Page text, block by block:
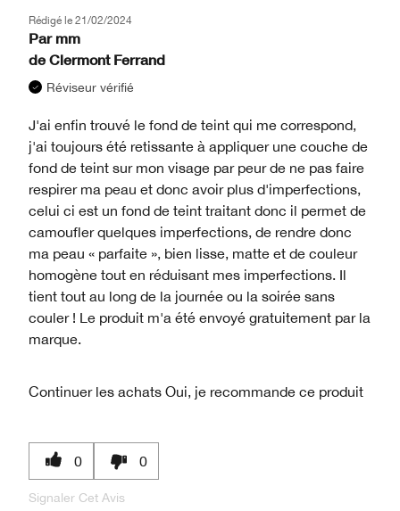
Rédigé le 21/02/2024
Par mm
de Clermont Ferrand
Réviseur vérifié
J'ai enfin trouvé le fond de teint qui me correspond,
j'ai toujours été retissante à appliquer une couche de
fond de teint sur mon visage par peur de ne pas faire
respirer ma peau et donc avoir plus d'imperfections,
celui ci est un fond de teint traitant donc il permet de
camoufler quelques imperfections, de rendre donc
ma peau « parfaite », bien lisse, matte et de couleur
homogène tout en réduisant mes imperfections. Il
tient tout au long de la journée ou la soirée sans
couler ! Le produit m'a été envoyé gratuitement par la
marque.
Continuer les achats Oui, je recommande ce produit
0 0
Signaler Cet Avis